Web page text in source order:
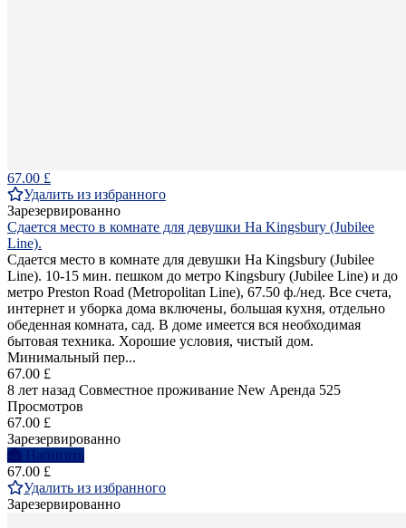
67.00 £
Удалить из избранного
Зарезервированно
Сдается место в комнате для девушки На Kingsbury (Jubilee
Line).
Сдается место в комнате для девушки На Kingsbury (Jubilee
Line). 10-15 мин. пешком до метро Kingsbury (Jubilee Line) и до
метро Preston Road (Metropolitan Line), 67.50 ф./нед. Все счета,
интернет и уборка дома включены, большая кухня, отдельно
обеденная комната, сад. В доме имеется вся необходимая
бытовая техника. Хорошие условия, чистый дом.
Минимальный пер...
67.00 £
8 лет назад Совместное проживание New Аренда 525
Просмотров
67.00 £
Зарезервированно
Написать
67.00 £
Удалить из избранного
Зарезервированно